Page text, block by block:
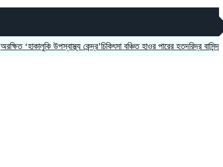
‘হাকালুকি উপস্বাস্থ্য কেন্দ্র’চিকিৎসা বঞ্চিত হাওর পারের হতদরিদ্র বাসিন্দারা